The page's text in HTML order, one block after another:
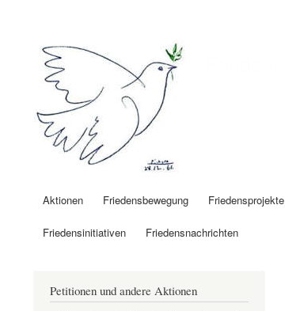
Hauptnavigation
Aktionen Friedensbewegung Friedensprojekte
Friedensinitiativen Friedensnachrichten
Petitionen und andere Aktionen